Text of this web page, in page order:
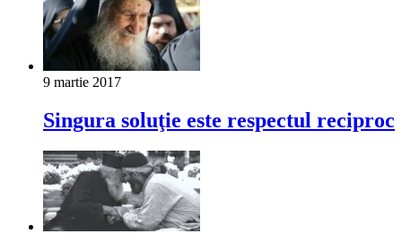
9 martie 2017
Singura soluţie este respectul reciproc